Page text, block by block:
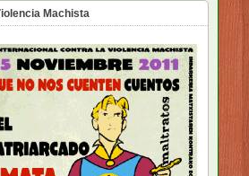
Machista